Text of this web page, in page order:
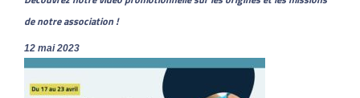
de notre association !
12 mai 2023